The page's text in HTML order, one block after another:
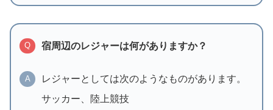
Q 宿周辺のレジャーは何がありますか？
A
レジャーとしては次のようなものがあります。
サッカー、陸上競技